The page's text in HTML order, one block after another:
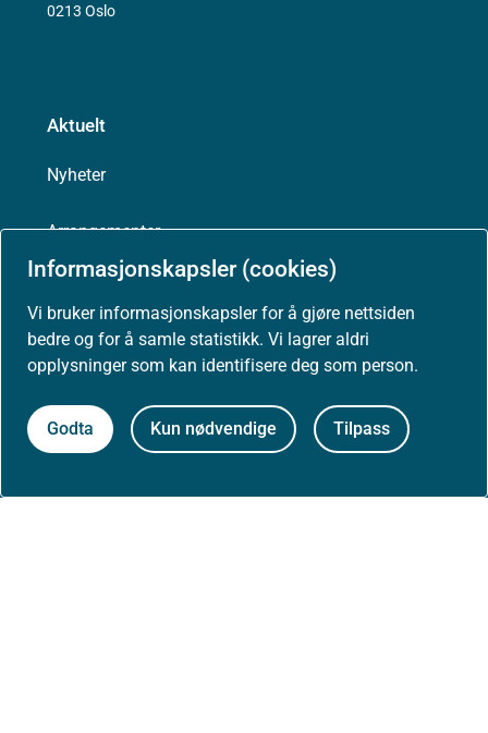
Informasjonskapsler (cookies)
Vi bruker informasjonskapsler for å gjøre nettsiden
bedre og for å samle statistikk. Vi lagrer aldri
opplysninger som kan identifisere deg som person.
Godta Kun nødvendige Tilpass
0213 Oslo
Aktuelt
Nyheter
Arrangementer
Presse